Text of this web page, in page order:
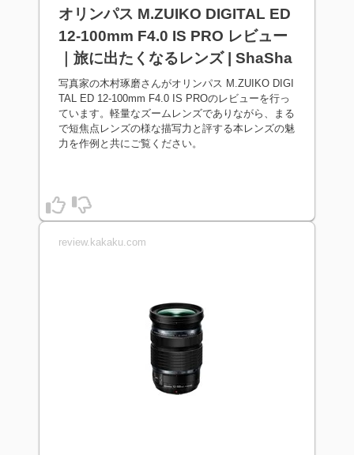
オリンパス M.ZUIKO DIGITAL ED
12-100mm F4.0 IS PRO レビュー
｜旅に出たくなるレンズ | ShaSha
写真家の木村琢磨さんがオリンパス M.ZUIKO DIGI
TAL ED 12-100mm F4.0 IS PROのレビューを行っ
ています。軽量なズームレンズでありながら、まる
で短焦点レンズの様な描写力と評する本レンズの魅
力を作例と共にご覧ください。
review.kakaku.com